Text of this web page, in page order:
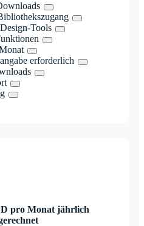
Tools
erforderlich
pro Monat jährlich